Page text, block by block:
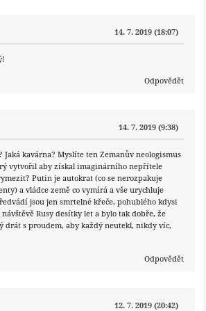
14. 7. 2019 (18:07)
Odpovědět
14. 7. 2019 (9:38)
Jaká kavárna? Myslíte ten Zemanův neologismus
vytvořil aby získal imaginárního nepřítele
Putin je autokrat (co se nerozpakuje
a vládce země co vymírá a vše urychluje
jsou jen smrtelné křeče, pohublého kdysi
Rusy desítky let a bylo tak dobře, že
drát s proudem, aby každý neutekl, nikdy víc,
Odpovědět
12. 7. 2019 (20:42)